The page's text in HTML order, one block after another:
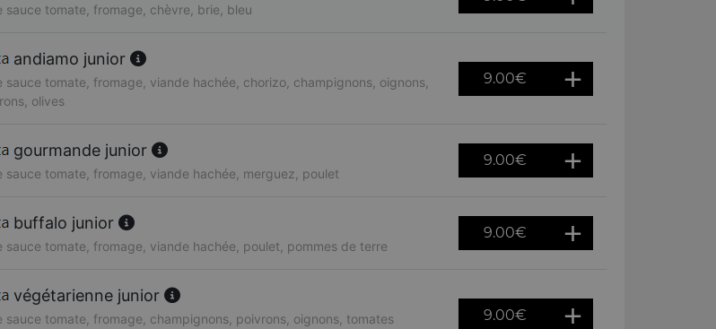
sauce tomate, fromage, chèvre, brie, bleu
andiamo junior
sauce tomate, fromage, viande hachée, chorizo, champignons, oignons,
olives
9.00€
gourmande junior
sauce tomate, fromage, viande hachée, merguez, poulet
9.00€
buffalo junior
sauce tomate, fromage, viande hachée, poulet, pommes de terre
9.00€
végétarienne junior
sauce tomate, fromage, champignons, poivrons, oignons, tomates
9.00€